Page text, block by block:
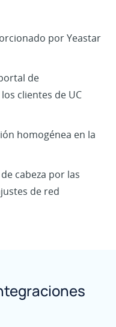
por Yeastar
de
clientes de UC
homogénea en la
cabeza por las
de red